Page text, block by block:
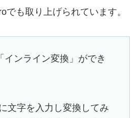
でも取り上げられています。
インライン変換」ができ
文字を入力し変換してみ